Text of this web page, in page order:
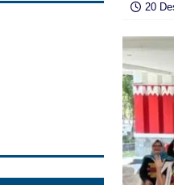
20